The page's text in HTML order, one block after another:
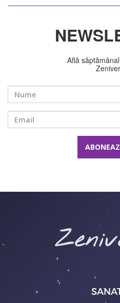
Află